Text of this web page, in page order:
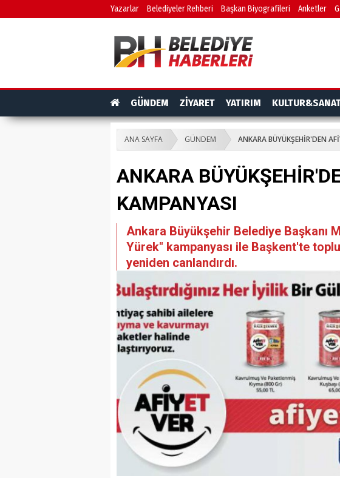
Yazarlar Belediyeler Rehberi Başkan Biyografileri Anketler
GÜNDEM ZİYARET YATIRIM
ANA SAYFA GÜNDEM ANKARA BÜYÜKŞEHİR'DEN
ANKARA
KAMPANYASI
Ankara Büyükşehir Belediye Başkanı
Yürek" kampanyası ile Başkent'te
yeniden canlandırdı.